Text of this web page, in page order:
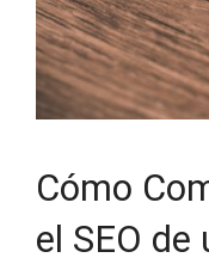
Cómo
el SEO de